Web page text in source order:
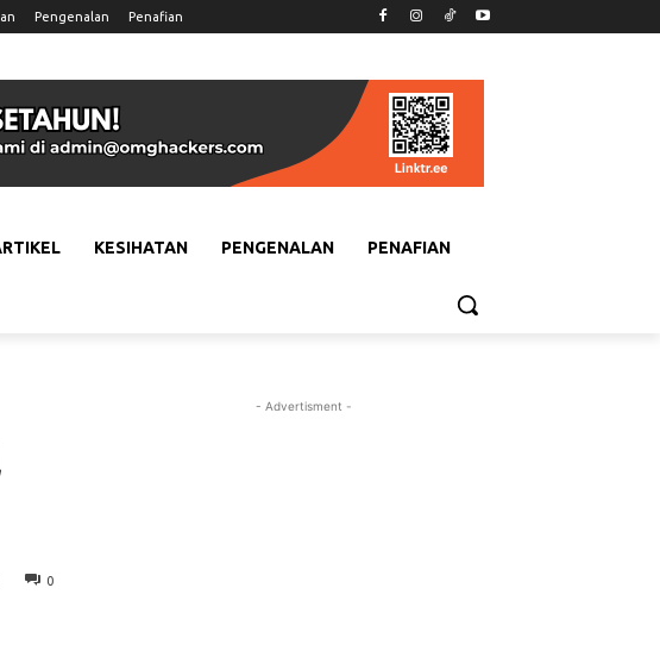
Pengenalan Penafian
KESIHATAN PENGENALAN PENAFIAN
0
- Advertisment -